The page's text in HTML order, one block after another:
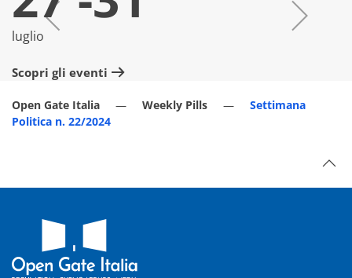
luglio
Scopri gli eventi
Open Gate Italia Weekly Pills
Settimana
Politica n. 22/2024